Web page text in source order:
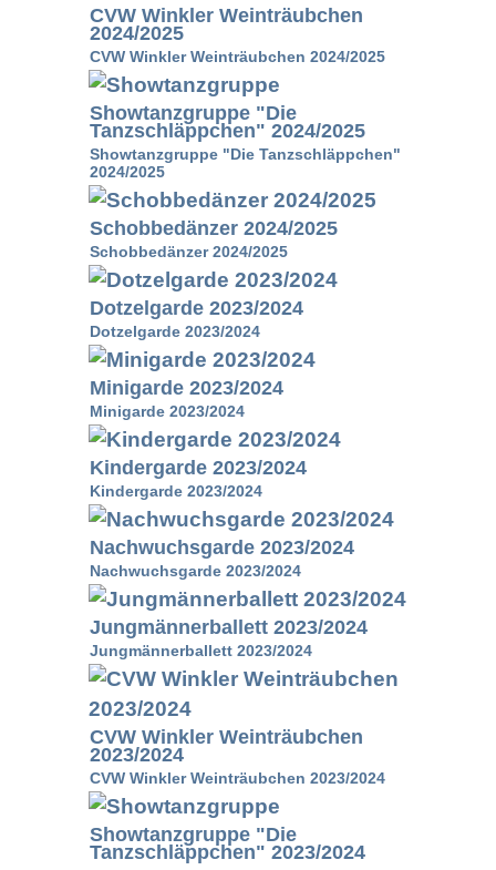
CVW Winkler Weinträubchen
2024/2025
CVW Winkler Weinträubchen 2024/2025
Showtanzgruppe "Die
Tanzschläppchen" 2024/2025
Showtanzgruppe "Die Tanzschläppchen"
2024/2025
Schobbedänzer 2024/2025
Schobbedänzer 2024/2025
Dotzelgarde 2023/2024
Dotzelgarde 2023/2024
Minigarde 2023/2024
Minigarde 2023/2024
Kindergarde 2023/2024
Kindergarde 2023/2024
Nachwuchsgarde 2023/2024
Nachwuchsgarde 2023/2024
Jungmännerballett 2023/2024
Jungmännerballett 2023/2024
CVW Winkler Weinträubchen
2023/2024
CVW Winkler Weinträubchen 2023/2024
Showtanzgruppe "Die
Tanzschläppchen" 2023/2024